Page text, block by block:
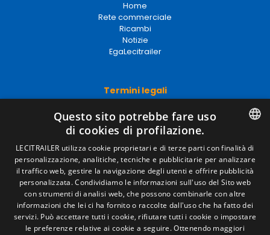
Home
Rete commerciale
Ricambi
Notizie
EgaLecitrailer
Termini legali
Avviso legale
Politiche sulla privacy
Politica sui cookie
Condizioni generali di vendita
Gestire i cookie
Contatto
Camino de los Huertos, S/N. Apdo 100 .
50620 - Casetas (Zaragoza) Spagna
SPANISH
ENGLISH
ITALIAN
PORTUGUESE
Questo sito potrebbe fare uso
di cookies di profilazione.
LECITRAILER utilizza cookie proprietari e di terze parti con finalità di
personalizzazione, analitiche, tecniche e pubblicitarie per analizzare
il traffico web, gestire la navigazione degli utenti e offrire pubblicità
personalizzata. Condividiamo le informazioni sull'uso del Sito web
con strumenti di analisi web, che possono combinarle con altre
informazioni che lei ci ha fornito o raccolte dall'uso che ha fatto dei
servizi. Può accettare tutti i cookie, rifiutare tutti i cookie o impostare
le preferenze relative ai cookie a seguire. Ottenendo maggiori